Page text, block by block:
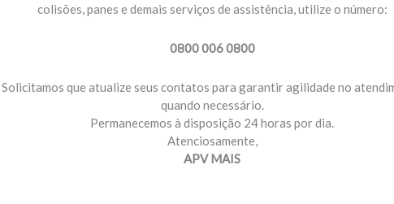
colisões, panes e demais serviços de assistência, utilize o número:
0800 006 0800
Solicitamos que atualize seus contatos para garantir agilidade no
quando necessário.
Permanecemos à disposição 24 horas por dia.
Atenciosamente,
APV MAIS